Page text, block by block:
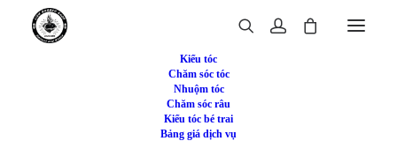
Kiểu tóc
Chăm sóc tóc
Nhuộm tóc
Chăm sóc râu
Kiểu tóc bé trai
Bảng giá dịch vụ